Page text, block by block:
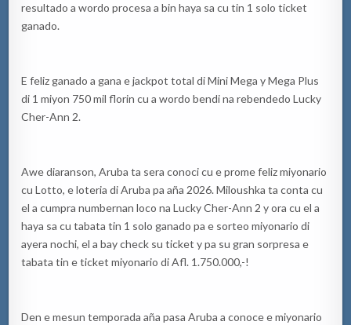
resultado a wordo procesa a bin haya sa cu tin 1 solo ticket
ganado.
E feliz ganado a gana e jackpot total di Mini Mega y Mega Plus
di 1 miyon 750 mil florin cu a wordo bendi na rebendedo Lucky
Cher-Ann 2.
Awe diaranson, Aruba ta sera conoci cu e prome feliz miyonario
cu Lotto, e loteria di Aruba pa aña 2026. Miloushka ta conta cu
el a cumpra numbernan loco na Lucky Cher-Ann 2 y ora cu el a
haya sa cu tabata tin 1 solo ganado pa e sorteo miyonario di
ayera nochi, el a bay check su ticket y pa su gran sorpresa e
tabata tin e ticket miyonario di Afl. 1.750.000,-!
Den e mesun temporada aña pasa Aruba a conoce e miyonario